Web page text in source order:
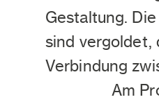
Gestaltung.
sind vergoldet,
Verbindung
Am